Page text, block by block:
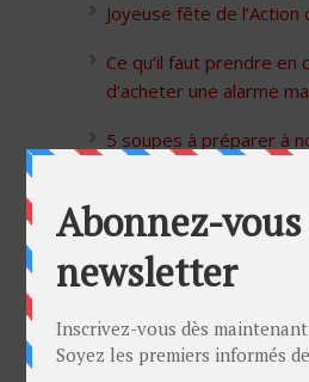
Joyeuse fête de l’Action
Ce qu’il faut prendre en
d’acheter une alarme
5 soupes à préparer à
5 idées cadeaux
pour l’Action de Grâce
Blague de café: Une
son mari